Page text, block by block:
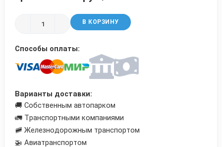
В КОРЗИНУ
Способы оплаты:
Варианты доставки:
🚚 Собственным автопарком
🚛 Транспортными компаниями
🚞 Железнодорожным транспортом
🚁 Авиатранспортом
Трубы в ВУС изоляции